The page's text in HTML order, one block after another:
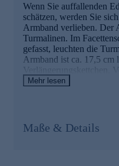
Wenn Sie auffallenden
schätzen, werden Sie
Armband verlieben. Der
Turmalinen. Im
gefasst, leuchten die
Armband ist ca. 17,5 cm
Verlängerungskettchen.
einem sicheren
Mehr lesen
Maße & Details